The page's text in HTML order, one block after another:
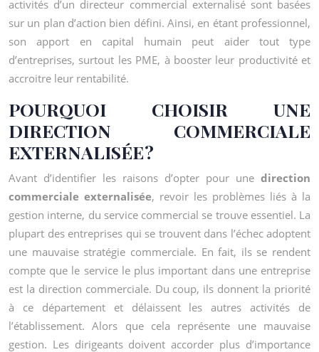
activités d’un directeur commercial externalisé sont basées
sur un plan d’action bien défini. Ainsi, en étant professionnel,
son apport en capital humain peut aider tout type
d’entreprises, surtout les PME, à booster leur productivité et
accroitre leur rentabilité.
POURQUOI CHOISIR UNE
DIRECTION COMMERCIALE
EXTERNALISÉE ?
Avant d’identifier les raisons d’opter pour une direction
commerciale externalisée, revoir les problèmes liés à la
gestion interne, du service commercial se trouve essentiel. La
plupart des entreprises qui se trouvent dans l’échec adoptent
une mauvaise stratégie commerciale. En fait, ils se rendent
compte que le service le plus important dans une entreprise
est la direction commerciale. Du coup, ils donnent la priorité
à ce département et délaissent les autres activités de
l’établissement. Alors que cela représente une mauvaise
gestion. Les dirigeants doivent accorder plus d’importance